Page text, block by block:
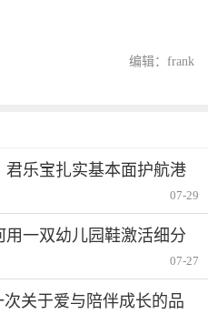
编辑：frank
乐宝扎实基本面护航港
07-29
一双幼儿园鞋激活细分
07-27
关于爱与陪伴成长的品